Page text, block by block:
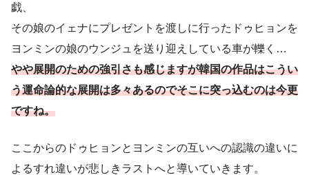
戯、
その娘のイェナにプレゼントを渡しに行ったドゥヒョンを
ヨンミンの娘のウンジュを送り迎えしている車が轢く…
やや展開のための強引さも感じますが韓国の作品はこうい
う運命論的な展開は多々あるのでそこに突っ込むのは今更
ですね。
ここからのドゥヒョンとヨンミンの互いへの認識の違いに
よるすれ違いが悲しきラストへと導いていきます。